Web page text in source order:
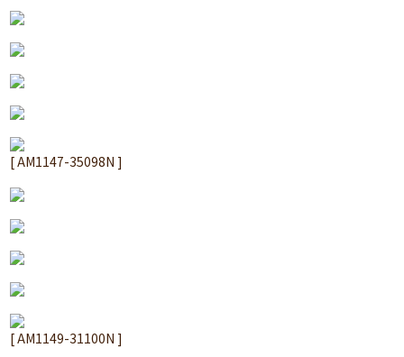
[ AM1147-35098N ]
[ AM1149-31100N ]